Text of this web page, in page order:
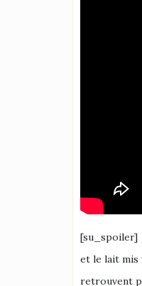
[su_spoiler]
et le lait mis
retrouvent